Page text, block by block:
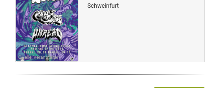
Quelle: Veranstalter
Schweinfurt